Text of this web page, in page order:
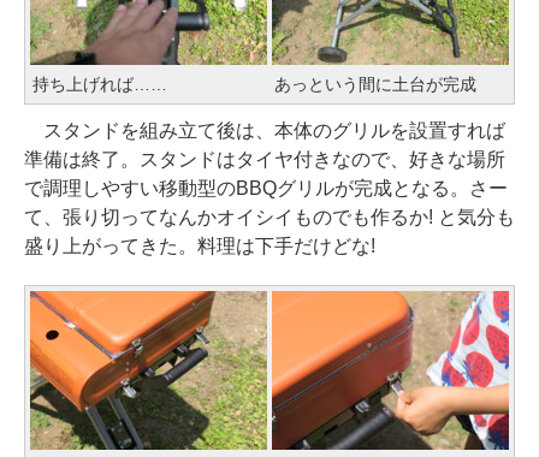
持ち上げれば…… あっという間に土台が完成
スタンドを組み立て後は、本体のグリルを設置すれば
準備は終了。スタンドはタイヤ付きなので、好きな場所
で調理しやすい移動型のBBQグリルが完成となる。さー
て、張り切ってなんかオイシイものでも作るか! と気分も
盛り上がってきた。料理は下手だけどな!